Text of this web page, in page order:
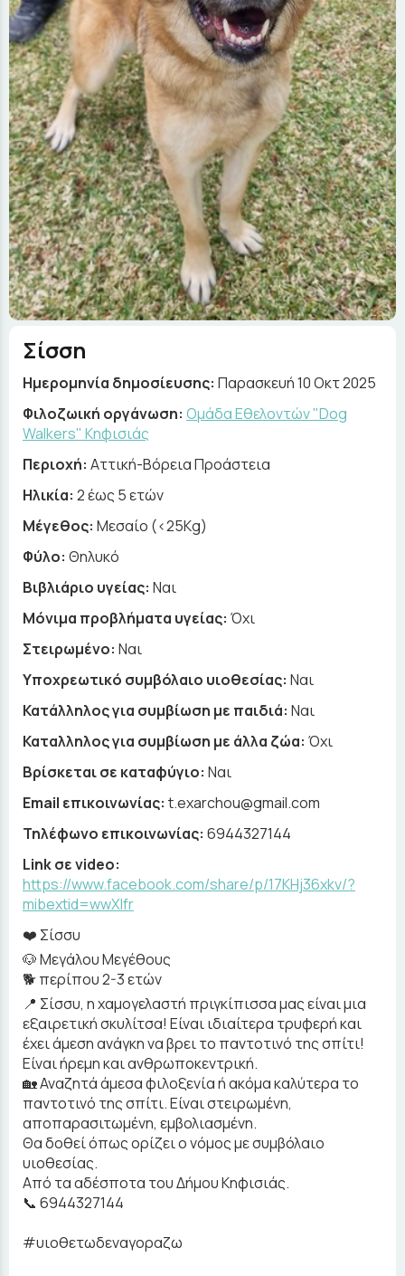
Σίσση
Ημερομηνία δημοσίευσης: Παρασκευή 10 Οκτ 2025
Φιλοζωική οργάνωση: Ομάδα Εθελοντών "Dog
Walkers" Κηφισιάς
Περιοχή: Αττική-Βόρεια Προάστεια
Ηλικία: 2 έως 5 ετών
Μέγεθος: Μεσαίο (<25Kg)
Φύλο: Θηλυκό
Βιβλιάριο υγείας: Ναι
Μόνιμα προβλήματα υγείας: Όχι
Στειρωμένο: Ναι
Υποχρεωτικό συμβόλαιο υιοθεσίας: Ναι
Κατάλληλος για συμβίωση με παιδιά: Ναι
Καταλληλος για συμβίωση με άλλα ζώα: Όχι
Βρίσκεται σε καταφύγιο: Ναι
Email επικοινωνίας: t.exarchou@gmail.com
Τηλέφωνο επικοινωνίας: 6944327144
Link σε video:
https://www.facebook.com/share/p/17KHj36xkv/?
mibextid=wwXIfr
❤️ Σίσσυ
🐶 Μεγάλου Μεγέθους
🐕 περίπου 2-3 ετών
📍 Σίσσυ, η χαμογελαστή πριγκίπισσα μας είναι μια
εξαιρετική σκυλίτσα! Είναι ιδιαίτερα τρυφερή και
έχει άμεση ανάγκη να βρει το παντοτινό της σπίτι!
Είναι ήρεμη και ανθρωποκεντρική.
🏡 Αναζητά άμεσα φιλοξενία ή ακόμα καλύτερα το
παντοτινό της σπίτι. Είναι στειρωμένη,
αποπαρασιτωμένη, εμβολιασμένη.
Θα δοθεί όπως ορίζει ο νόμος με συμβόλαιο
υιοθεσίας.
Από τα αδέσποτα του Δήμου Κηφισιάς.
📞 6944327144
#υιοθετωδεναγοραζω